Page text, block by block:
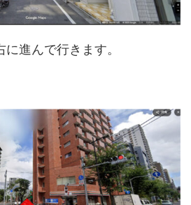
進んで行きます。